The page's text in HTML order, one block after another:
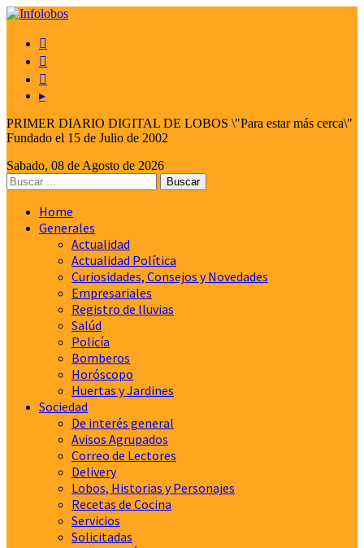



▸
PRIMER DIARIO DIGITAL DE LOBOS \"Para estar más cerca\"
Fundado el 15 de Julio de 2002
Sabado, 08 de Agosto de 2026
Home
Generales
Actualidad
Actualidad Política
Curiosidades, Consejos y Novedades
Empresariales
Registro de lluvias
Salúd
Policía
Bomberos
Horóscopo
Huertas y Jardines
Sociedad
De interés general
Avisos Agrupados
Correo de Lectores
Delivery
Lobos, Historias y Personajes
Recetas de Cocina
Servicios
Solicitadas